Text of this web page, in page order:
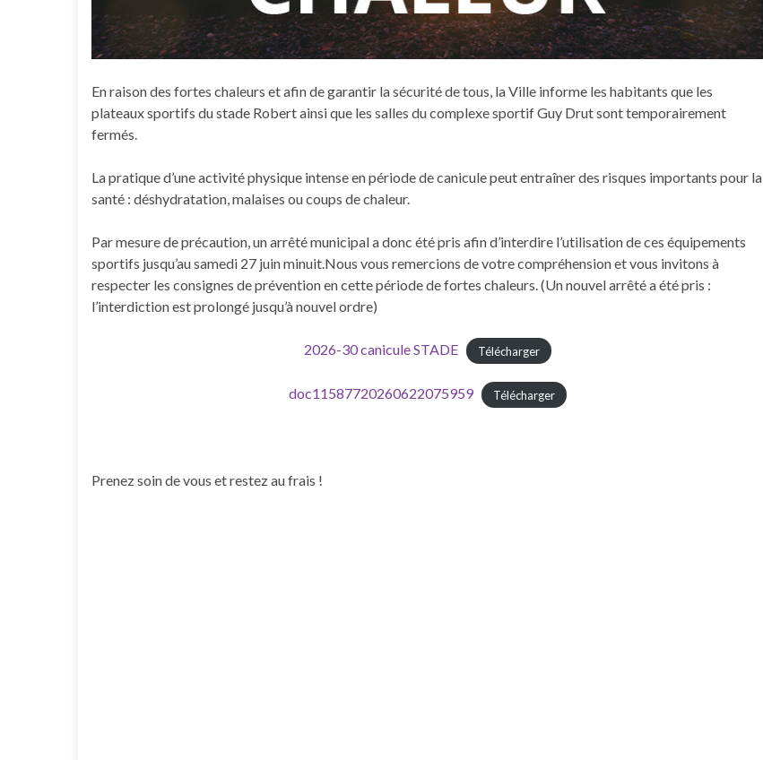
En raison des fortes chaleurs et afin de garantir la sécurité de tous, la Ville informe les habitants que les
plateaux sportifs du stade Robert ainsi que les salles du complexe sportif Guy Drut sont temporairement
fermés.
La pratique d’une activité physique intense en période de canicule peut entraîner des risques importants pour la
santé : déshydratation, malaises ou coups de chaleur.
Par mesure de précaution, un arrêté municipal a donc été pris afin d’interdire l’utilisation de ces équipements
sportifs jusqu’au samedi 27 juin minuit.Nous vous remercions de votre compréhension et vous invitons à
respecter les consignes de prévention en cette période de fortes chaleurs. (Un nouvel arrêté a été pris :
l’interdiction est prolongé jusqu’à nouvel ordre)
2026-30 canicule STADE Télécharger
doc11587720260622075959 Télécharger
Prenez soin de vous et restez au frais !